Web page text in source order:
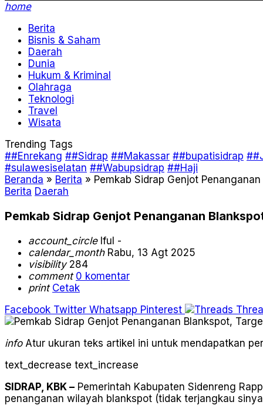
home
Berita
Bisnis & Saham
Daerah
Dunia
Hukum & Kriminal
Olahraga
Teknologi
Travel
Wisata
Trending Tags
##Enrekang ##Sidrap ##Makassar ##bupatisidrap
#sulawesiselatan ##Wabupsidrap ##Haji
Beranda » Berita » Pemkab Sidrap Genjot
Berita Daerah
Pemkab Sidrap Genjot Penanganan
account_circleIful -
calendar_monthRabu, 13 Agt 2025
visibility284
comment 0 komentar
print Cetak
Facebook Twitter Whatsapp Pinterest
infoAtur ukuran teks artikel ini untuk mendapatkan
text_decrease text_increase
SIDRAP, KBK – Pemerintah Kabupaten Sidenreng
penanganan wilayah blankspot (tidak terjangkau